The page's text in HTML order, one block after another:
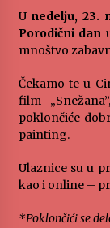
U nedelju, 23.
Porodični dan
mnoštvo
Čekamo te u
film
poklončiće
painting.
Ulaznice su u
kao i online –
*Poklončići se